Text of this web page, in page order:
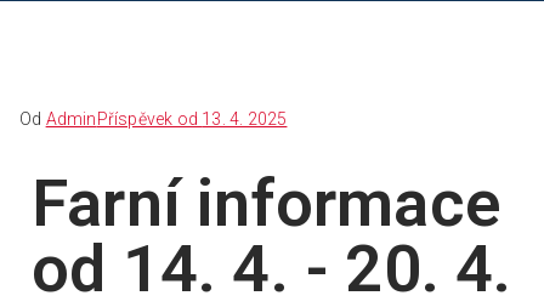
Od AdminPříspěvek od 13. 4. 2025
Farní informace
od 14. 4. - 20. 4.